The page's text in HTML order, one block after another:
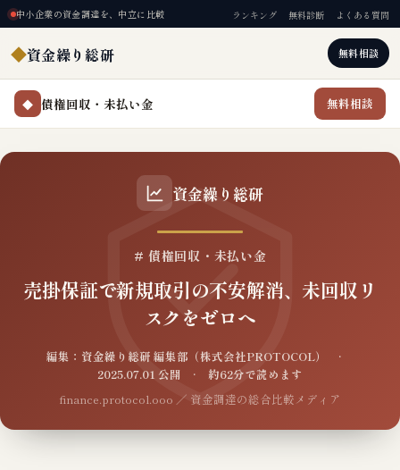
中小企業の資金調達を、中立に比較 ランキング 無料診断 よくある質問
◆資金繰り総研 無料相談
◆ 債権回収・未払い金 無料相談
資金繰り総研
# 債権回収・未払い金
売掛保証で新規取引の不安解消、未回収リ
スクをゼロへ
編集：資金繰り総研 編集部（株式会社PROTOCOL） ·
2025.07.01 公開 · 約62分で読めます
finance.protocol.ooo ／ 資金調達の総合比較メディア